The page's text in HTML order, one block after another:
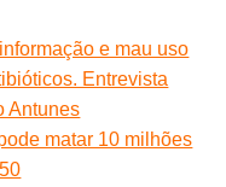
e mau uso
Entrevista
Antunes
matar 10 milhões